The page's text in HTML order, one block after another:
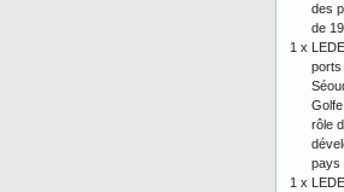
des
de
1 x
ports
rôle
pays
1 x